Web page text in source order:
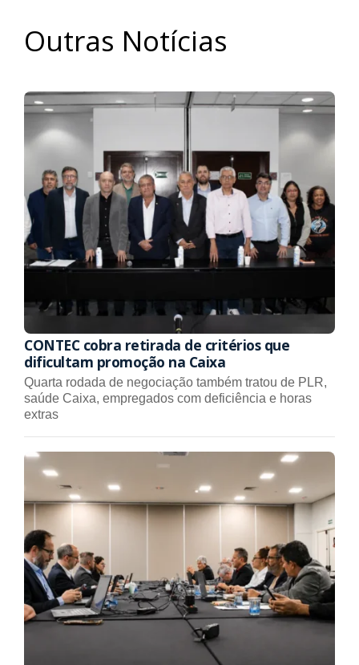
Outras Notícias
CONTEC cobra retirada de critérios que
dificultam promoção na Caixa
Quarta rodada de negociação também tratou de PLR,
saúde Caixa, empregados com deficiência e horas
extras